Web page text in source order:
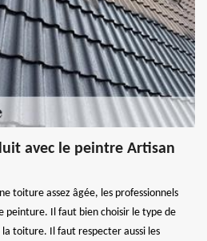
avec le peintre Artisan
toiture assez âgée, les professionnels
peinture. Il faut bien choisir le type de
toiture. Il faut respecter aussi les